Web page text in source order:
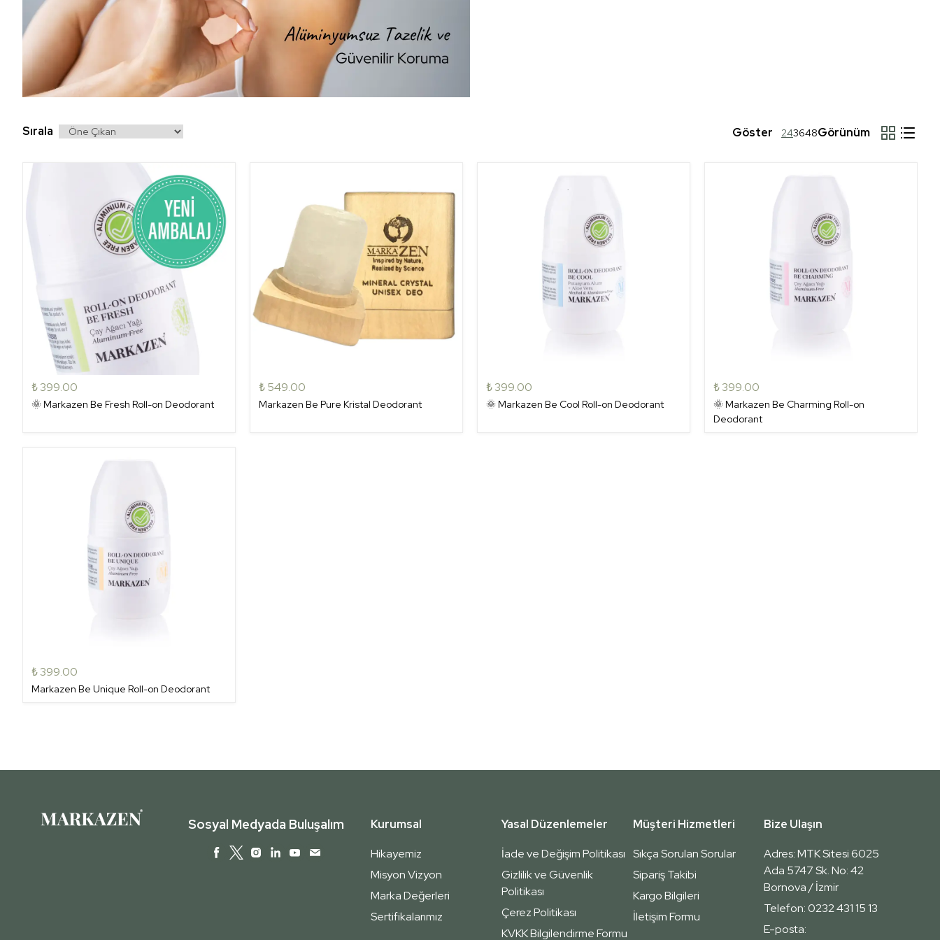
Güneşlenme Sonrası Bakım
Ağız Bakım
Yara Bandı
Aksesuar
Sırala Göster 243648Görünüm
₺ 399.00
🌞 Markazen Be Fresh Roll-on Deodorant
₺ 549.00
Markazen Be Pure Kristal Deodorant
₺ 399.00
🌞 Markazen Be Cool Roll-on Deodorant
₺ 399.00
🌞 Markazen Be Charming Roll-on
Deodorant
₺ 399.00
Markazen Be Unique Roll-on Deodorant
Sosyal Medyada Buluşalım
Kurumsal
Hikayemiz
Misyon Vizyon
Marka Değerleri
Sertifikalarımız
Yasal Düzenlemeler
İade ve Değişim Politikası
Gizlilik ve Güvenlik
Politikası
Çerez Politikası
KVKK Bilgilendirme Formu
Müşteri Hizmetleri
Sıkça Sorulan Sorular
Sipariş Takibi
Kargo Bilgileri
İletişim Formu
Bize Ulaşın
Adres: MTK Sitesi 6025
Ada 5747 Sk. No: 42
Bornova / İzmir
Telefon: 0232 431 15 13
E-posta: